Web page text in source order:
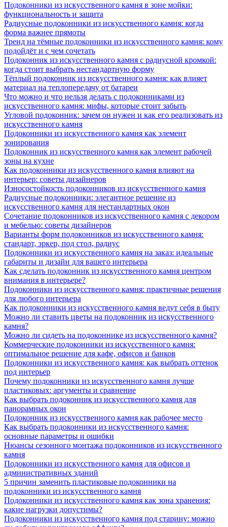
Подоконники из искусственного камня в зоне мойки:
функциональность и защита
Радиусные подоконники из искусственного камня: когда
форма важнее прямоты
Тренд на тёмные подоконники из искусственного камня: кому
подойдёт и с чем сочетать
Подоконник из искусственного камня с радиусной кромкой:
когда стоит выбрать нестандартную форму
Тёплый подоконник из искусственного камня: как влияет
материал на теплопередачу от батареи
Что можно и что нельзя делать с подоконниками из
искусственного камня: мифы, которые стоит забыть
Угловой подоконник: зачем он нужен и как его реализовать из
искусственного камня
Подоконники из искусственного камня как элемент
зонирования
Подоконник из искусственного камня как элемент рабочей
зоны на кухне
Как подоконники из искусственного камня влияют на
интерьер: советы дизайнеров
Износостойкость подоконников из искусственного камня
Радиусные подоконники: элегантное решение из
искусственного камня для нестандартных окон
Сочетание подоконников из искусственного камня с декором
и мебелью: советы дизайнеров
Варианты форм подоконников из искусственного камня:
стандарт, эркер, под стол, радиус
Подоконники из искусственного камня на заказ: идеальные
габариты и дизайн для вашего интерьера
Как сделать подоконник из искусственного камня центром
внимания в интерьере?
Подоконники из искусственного камня: практичные решения
для любого интерьера
Как подоконники из искусственного камня ведут себя в быту
Можно ли ставить цветы на подоконник из искусственного
камня?
Можно ли сидеть на подоконнике из искусственного камня?
Коммерческие подоконники из искусственного камня:
оптимальное решение для кафе, офисов и банков
Подоконники из искусственного камня: как выбрать оттенок
под интерьер
Почему подоконники из искусственного камня лучше
пластиковых: аргументы и сравнение
Как выбрать подоконник из искусственного камня для
панорамных окон
Подоконник из искусственного камня как рабочее место
Как выбрать подоконники из искусственного камня:
основные параметры и ошибки
Нюансы сезонного монтажа подоконников из искусственного
камня
Подоконники из искусственного камня для офисов и
административных зданий
5 причин заменить пластиковые подоконники на
подоконники из искусственного камня
Подоконники из искусственного камня как зона хранения:
какие нагрузки допустимы?
Подоконники из искусственного камня под старину: можно